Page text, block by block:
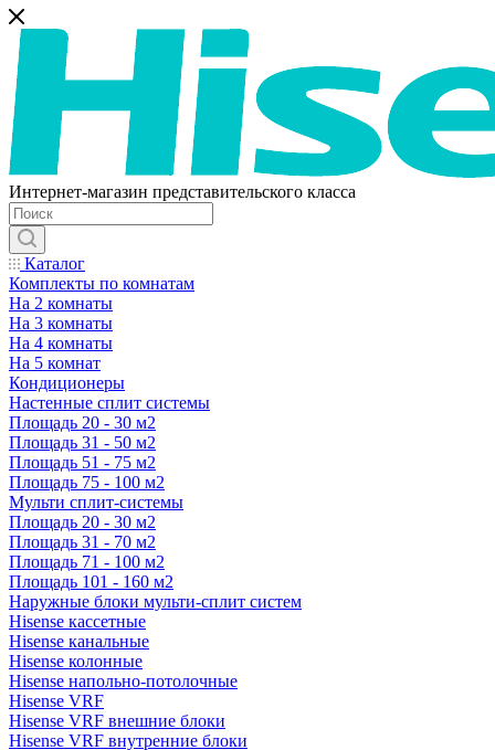
Интернет-магазин представительского класса
Каталог
Комплекты по комнатам
На 2 комнаты
На 3 комнаты
На 4 комнаты
На 5 комнат
Кондиционеры
Настенные сплит системы
Площадь 20 - 30 м2
Площадь 31 - 50 м2
Площадь 51 - 75 м2
Площадь 75 - 100 м2
Мульти сплит-системы
Площадь 20 - 30 м2
Площадь 31 - 70 м2
Площадь 71 - 100 м2
Площадь 101 - 160 м2
Наружные блоки мульти-сплит систем
Hisense кассетные
Hisense канальные
Hisense колонные
Hisense напольно-потолочные
Hisense VRF
Hisense VRF внешние блоки
Hisense VRF внутренние блоки